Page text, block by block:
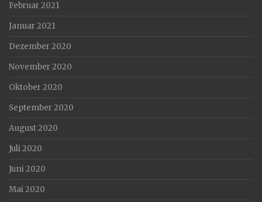
Februar 2021
Januar 2021
Dezember 2020
November 2020
Oktober 2020
September 2020
August 2020
Juli 2020
Juni 2020
Mai 2020